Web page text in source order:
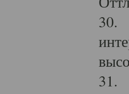
30.
31.